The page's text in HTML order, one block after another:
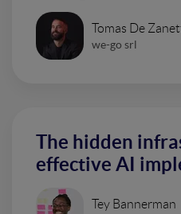
Tomas De
we-go srl
The hidden
effective AI
Tey Bannerman